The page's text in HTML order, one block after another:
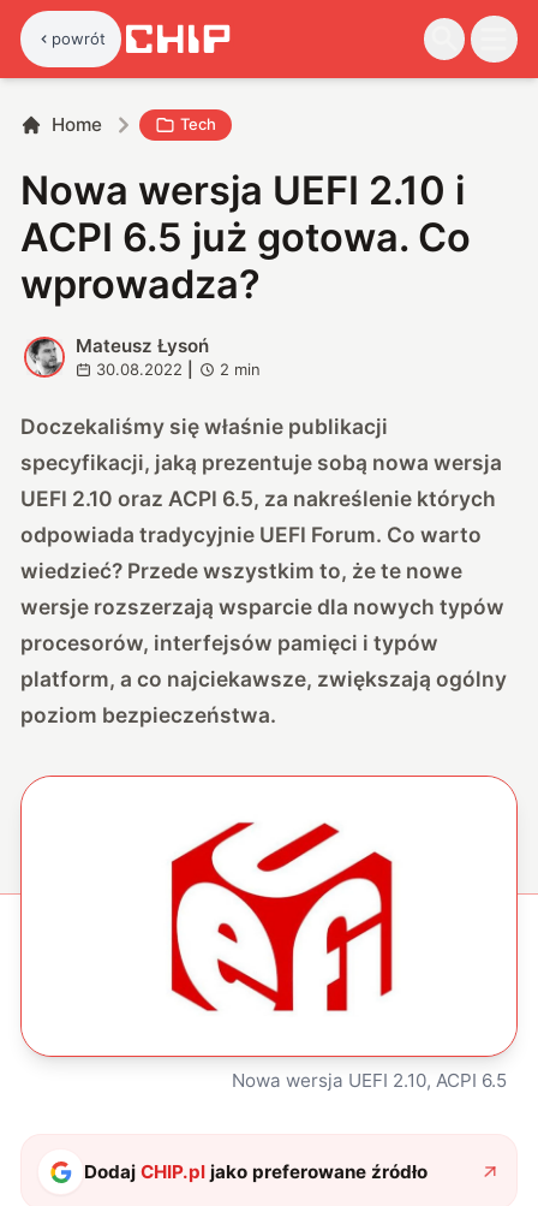
powrót
Home Tech
Nowa wersja UEFI 2.10 i
ACPI 6.5 już gotowa. Co
wprowadza?
M
Mateusz Łysoń
30.08.2022 2 min
Doczekaliśmy się właśnie publikacji
specyfikacji, jaką prezentuje sobą nowa wersja
UEFI 2.10 oraz ACPI 6.5, za nakreślenie których
odpowiada tradycyjnie UEFI Forum. Co warto
wiedzieć? Przede wszystkim to, że te nowe
wersje rozszerzają wsparcie dla nowych typów
procesorów, interfejsów pamięci i typów
platform, a co najciekawsze, zwiększają ogólny
poziom bezpieczeństwa.
Nowa wersja UEFI 2.10, ACPI 6.5
DodajCHIP.pl jako preferowane źródło